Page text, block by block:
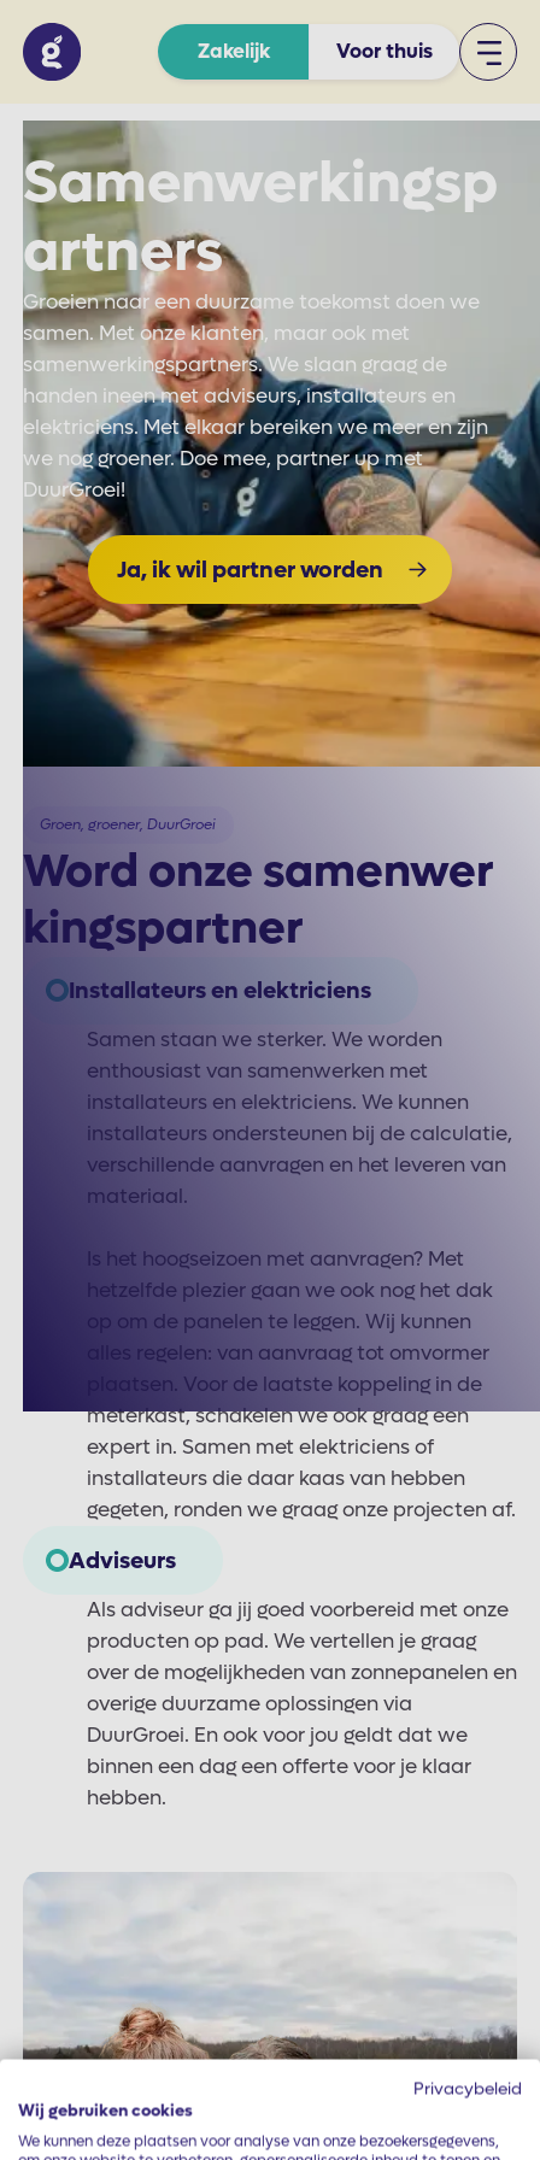
Zakelijk Voor thuis
Samenwerkingsp
artners
Groeien naar een duurzame toekomst doen we
samen. Met onze klanten, maar ook met
samenwerkingspartners. We slaan graag de
handen ineen met adviseurs, installateurs en
elektriciens. Met elkaar bereiken we meer en zijn
we nog groener. Doe mee, partner up met
DuurGroei!
Ja, ik wil partner worden
Groen, groener, DuurGroei
Word onze samenwer
kingspartner
Installateurs en elektriciens
Samen staan we sterker. We worden
enthousiast van samenwerken met
installateurs en elektriciens. We kunnen
installateurs ondersteunen bij de calculatie,
verschillende aanvragen en het leveren van
materiaal.
Is het hoogseizoen met aanvragen? Met
hetzelfde plezier gaan we ook nog het dak
op om de panelen te leggen. Wij kunnen
alles regelen: van aanvraag tot omvormer
plaatsen. Voor de laatste koppeling in de
meterkast, schakelen we ook graag een
expert in. Samen met elektriciens of
installateurs die daar kaas van hebben
gegeten, ronden we graag onze projecten af.
Adviseurs
Als adviseur ga jij goed voorbereid met onze
producten op pad. We vertellen je graag
over de mogelijkheden van zonnepanelen en
overige duurzame oplossingen via
DuurGroei. En ook voor jou geldt dat we
binnen een dag een offerte voor je klaar
hebben.
Privacybeleid
Wij gebruiken cookies
We kunnen deze plaatsen voor analyse van onze bezoekersgegevens,